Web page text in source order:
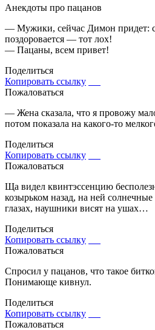
Анекдоты про пацанов
— Мужики, сейчас Димон придет:
поздоровается — тот лох!
— Пацаны, всем привет!
Поделиться
Копировать ссылку
Пожаловаться
— Жена сказала, что я провожу
потом показала на какого-то
Поделиться
Копировать ссылку
Пожаловаться
Ща видел квинтэссенцию
козырьком назад, на ней
глазах, наушники висят на ушах…
Поделиться
Копировать ссылку
Пожаловаться
Спросил у пацанов, что такое
Понимающе кивнул.
Поделиться
Копировать ссылку
Пожаловаться